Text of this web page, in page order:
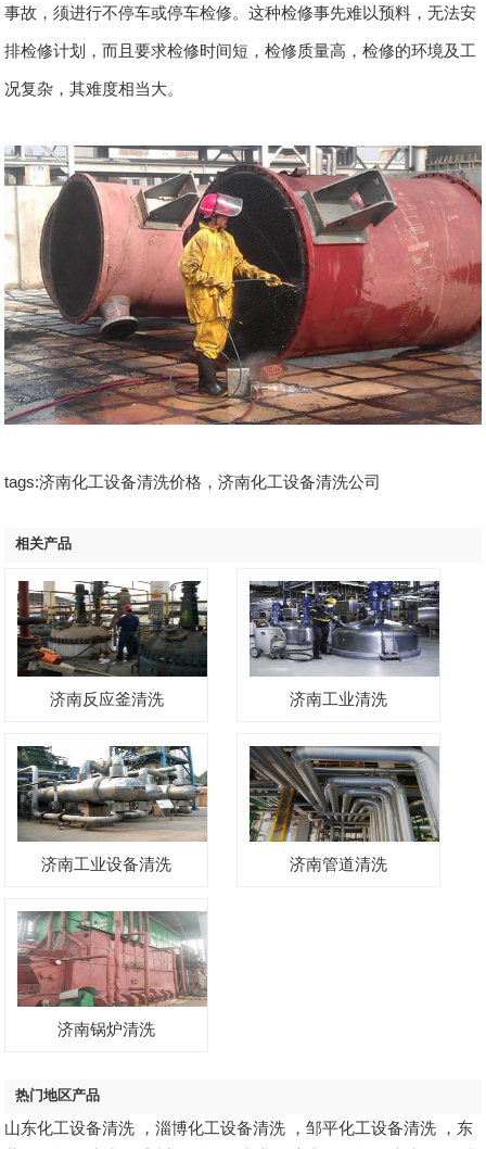
事故，须进行不停车或停车检修。这种检修事先难以预料，无法安
排检修计划，而且要求检修时间短，检修质量高，检修的环境及工
况复杂，其难度相当大。
tags:济南化工设备清洗价格，济南化工设备清洗公司
相关产品
济南反应釜清洗 济南工业清洗
济南工业设备清洗 济南管道清洗
济南锅炉清洗
热门地区产品
山东化工设备清洗 ，淄博化工设备清洗 ，邹平化工设备清洗 ， 东